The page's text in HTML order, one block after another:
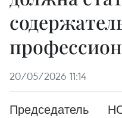
20/05/2026 11:14